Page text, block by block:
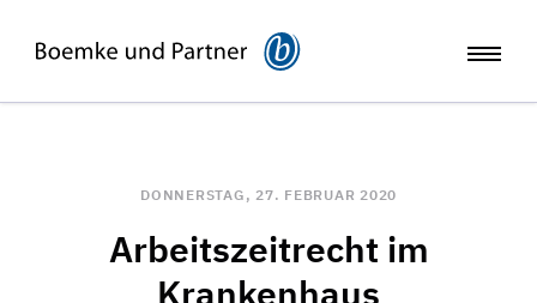
DONNERSTAG, 27. FEBRUAR 2020
Arbeitszeitrecht im
Krankenhaus